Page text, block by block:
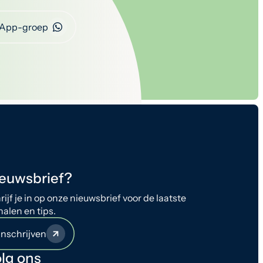
groep
je in op onze nieuwsbrief voor de laatste
en tips.
ons